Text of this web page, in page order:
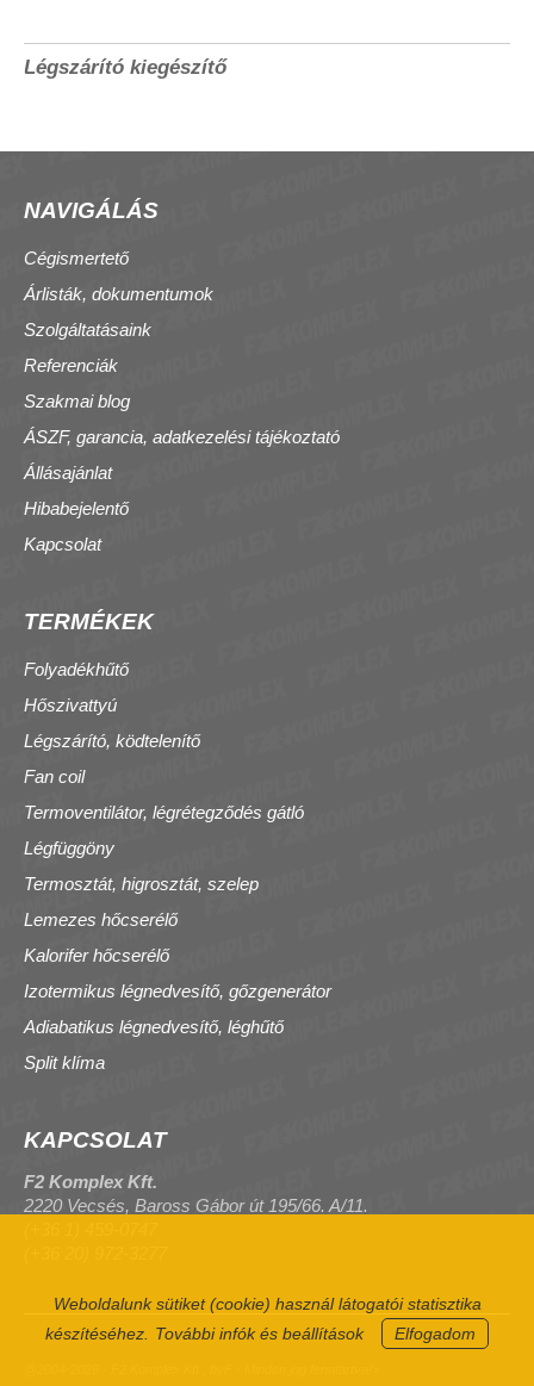
Weboldalunk sütiket (cookie) használ látogatói statisztika
készítéséhez.
További infók és beállítások Elfogadom
Légszárító kiegészítő
NAVIGÁLÁS
Cégismertető
Árlisták, dokumentumok
Szolgáltatásaink
Referenciák
Szakmai blog
ÁSZF, garancia, adatkezelési tájékoztató
Állásajánlat
Hibabejelentő
Kapcsolat
TERMÉKEK
Folyadékhűtő
Hőszivattyú
Légszárító, ködtelenítő
Fan coil
Termoventilátor, légrétegződés gátló
Légfüggöny
Termosztát, higrosztát, szelep
Lemezes hőcserélő
Kalorifer hőcserélő
Izotermikus légnedvesítő, gőzgenerátor
Adiabatikus légnedvesítő, léghűtő
Split klíma
KAPCSOLAT
F2 Komplex Kft.
2220 Vecsés, Baross Gábor út 195/66. A/11.